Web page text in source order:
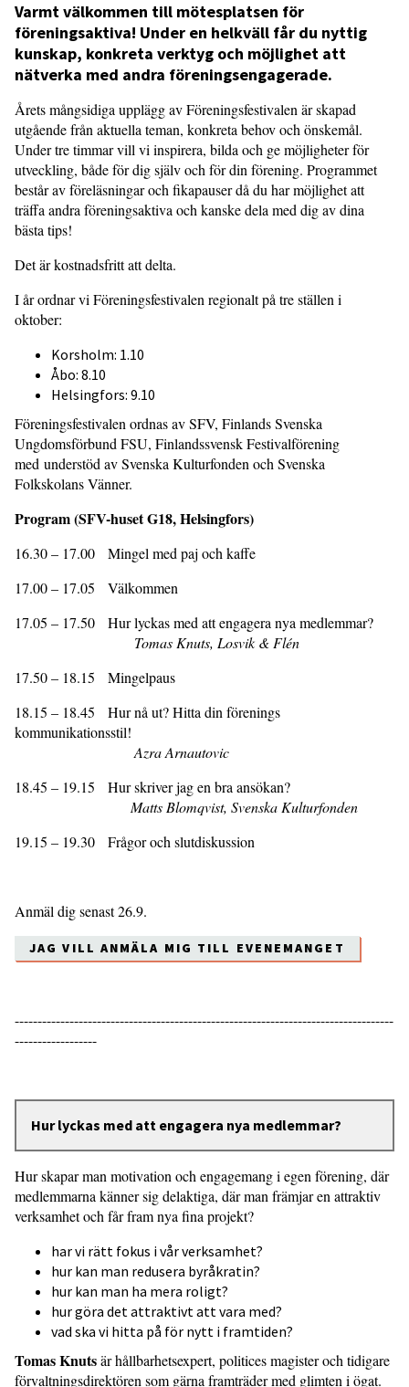
Varmt välkommen till mötesplatsen för
föreningsaktiva! Under en helkväll får du nyttig
kunskap, konkreta verktyg och möjlighet att
nätverka med andra föreningsengagerade.
Årets mångsidiga upplägg av Föreningsfestivalen är skapad
utgående från aktuella teman, konkreta behov och önskemål.
Under tre timmar vill vi inspirera, bilda och ge möjligheter för
utveckling, både för dig själv och för din förening. Programmet
består av föreläsningar och fikapauser då du har möjlighet att
träffa andra föreningsaktiva och kanske dela med dig av dina
bästa tips!
Det är kostnadsfritt att delta.
I år ordnar vi Föreningsfestivalen regionalt på tre ställen i
oktober:
Korsholm: 1.10
Åbo: 8.10
Helsingfors: 9.10
Föreningsfestivalen ordnas av SFV, Finlands Svenska
Ungdomsförbund FSU, Finlandssvensk Festivalförening
med understöd av Svenska Kulturfonden och Svenska
Folkskolans Vänner.
Program (SFV-huset G18, Helsingfors)
16.30 – 17.00 Mingel med paj och kaffe
17.00 – 17.05 Välkommen
17.05 – 17.50 Hur lyckas med att engagera nya medlemmar?
Tomas Knuts, Losvik & Flén
17.50 – 18.15 Mingelpaus
18.15 – 18.45 Hur nå ut? Hitta din förenings
kommunikationsstil!
Azra Arnautovic
18.45 – 19.15 Hur skriver jag en bra ansökan?
Matts Blomqvist, Svenska Kulturfonden
19.15 – 19.30 Frågor och slutdiskussion
Anmäl dig senast 26.9.
JAG VILL ANMÄLA MIG TILL EVENEMANGET
-----------------------------------------------------------------------------------
------------------
Hur lyckas med att engagera nya medlemmar?
Hur skapar man motivation och engagemang i egen förening, där
medlemmarna känner sig delaktiga, där man främjar en attraktiv
verksamhet och får fram nya fina projekt?
har vi rätt fokus i vår verksamhet?
hur kan man redusera byråkratin?
hur kan man ha mera roligt?
hur göra det attraktivt att vara med?
vad ska vi hitta på för nytt i framtiden?
Tomas Knutsär hållbarhetsexpert, politices magister och tidigare
förvaltningsdirektören som gärna framträder med glimten i ögat.